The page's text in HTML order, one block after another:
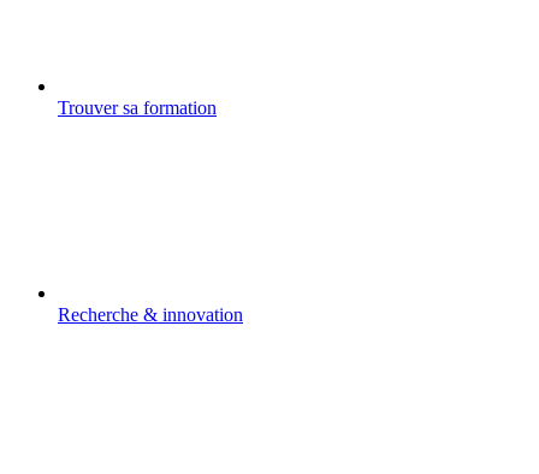
Trouver sa formation
Recherche & innovation